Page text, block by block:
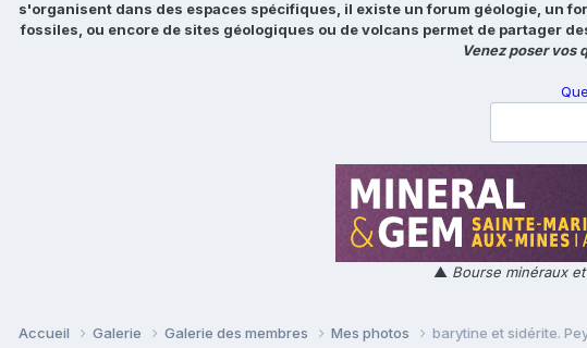
s'organisent dans des espaces spécifiques, il existe un forum géologie, un
fossiles, ou encore de sites géologiques ou de volcans permet de partager
Venez poser vos
▲ Bourse minéraux
Accueil Galerie Galerie des membres Mes photos barytine et sidérite.